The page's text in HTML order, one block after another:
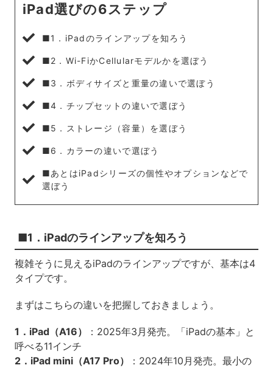
iPad選びの6ステップ
■1．iPadのラインアップを知ろう
■2．Wi-FiかCellularモデルかを選ぼう
■3．ボディサイズと重量の違いで選ぼう
■4．チップセットの違いで選ぼう
■5．ストレージ（容量）を選ぼう
■6．カラーの違いで選ぼう
■あとはiPadシリーズの個性やオプションなどで
選ぼう
■1．iPadのラインアップを知ろう
複雑そうに見えるiPadのラインアップですが、基本は4
タイプです。
まずはこちらの違いを把握しておきましょう。
1．iPad（A16）
：2025年3月発売。「iPadの基本」と
呼べる11インチ
2．iPad mini（A17 Pro）
：2024年10月発売。最小の